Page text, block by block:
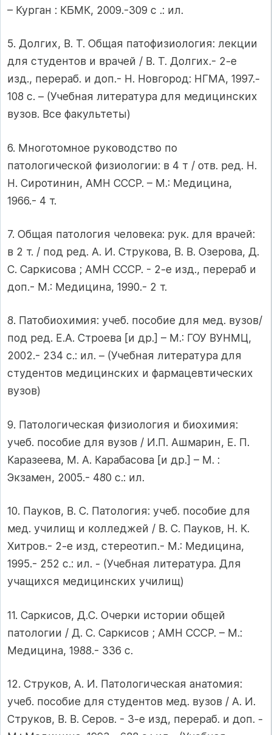
– Курган : КБМК, 2009.-309 с .: ил.
5. Долгих, В. Т. Общая патофизиология: лекции
для студентов и врачей / В. Т. Долгих.- 2-е
изд., перераб. и доп.- Н. Новгород: НГМА, 1997.-
108 с. – (Учебная литература для медицинских
вузов. Все факультеты)
6. Многотомное руководство по
патологической физиологии: в 4 т / отв. ред. Н.
Н. Сиротинин, АМН СССР. – М.: Медицина,
1966.- 4 т.
7. Общая патология человека: рук. для врачей:
в 2 т. / под ред. А. И. Струкова, В. В. Озерова, Д.
С. Саркисова ; АМН СССР. - 2-е изд., перераб и
доп.- М.: Медицина, 1990.- 2 т.
8. Патобиохимия: учеб. пособие для мед. вузов/
под ред. Е.А. Строева [и др.] – М.: ГОУ ВУНМЦ,
2002.- 234 с.: ил. – (Учебная литература для
студентов медицинских и фармацевтических
вузов)
9. Патологическая физиология и биохимия:
учеб. пособие для вузов / И.П. Ашмарин, Е. П.
Каразеева, М. А. Карабасова [и др.] – М. :
Экзамен, 2005.- 480 с.: ил.
10. Пауков, В. С. Патология: учеб. пособие для
мед. училищ и колледжей / В. С. Пауков, Н. К.
Хитров.- 2-е изд, стереотип.- М.: Медицина,
1995.- 252 с.: ил. - (Учебная литература. Для
учащихся медицинских училищ)
11. Саркисов, Д.С. Очерки истории общей
патологии / Д. С. Саркисов ; АМН СССР. – М.:
Медицина, 1988.- 336 с.
12. Струков, А. И. Патологическая анатомия:
учеб. пособие для студентов мед. вузов / А. И.
Струков, В. В. Серов. - 3-е изд, перераб. и доп. -